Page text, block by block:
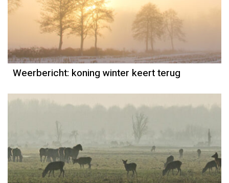
Weerbericht
Reinier van den Berg
Weerbericht: koning winter keert terug